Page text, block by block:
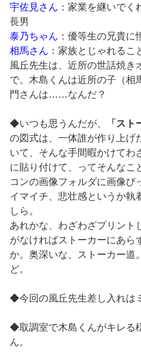
宇佐見さん ：家業を継いで
長男
泰乃ちゃん ：優等生の兄貴
相馬さん ：家族とじゃれる
風丘先生は、近所の世話焼
で。木島くんは近所の子（相
門さんは……なんだ？
◆いつも思うんだが、
「スト
の図式は、一体誰が作り上げ
いて、そんな手間暇かけてわ
に貼り付けて、ってそんなこ
コンの画像フォルダに画像び
イマイチ、悲壮感というか
しら。
あれかな、わざわざプリント
がなければストーカーにあら
か。奥深いな、ストーカー道
ど。
◆今回の風丘先生差し入れは
◆取調室で木島くんがキレる
ん。